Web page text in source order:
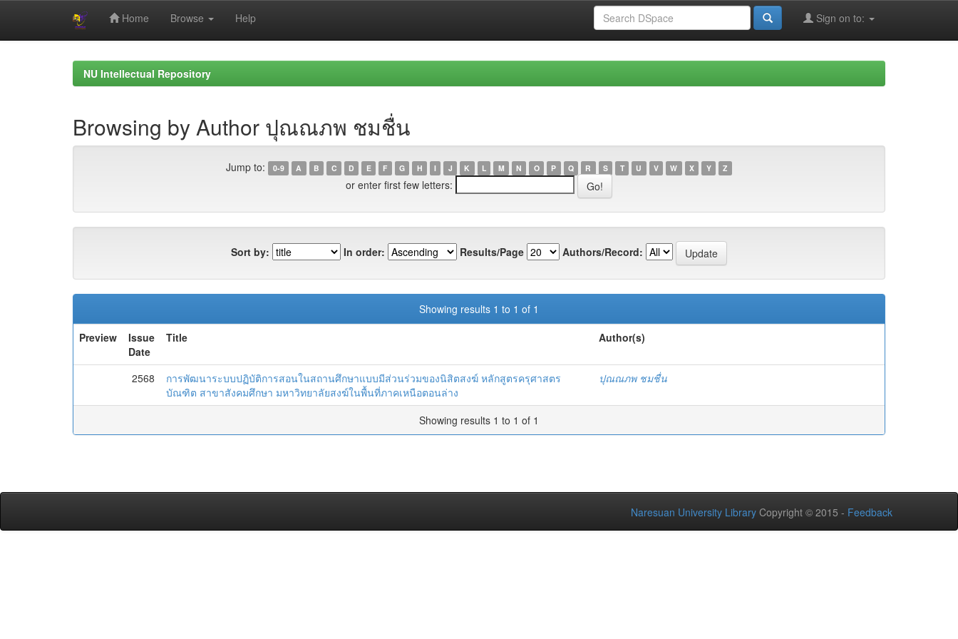
Home Browse Help Sign on to:
NU Intellectual Repository
Browsing by Author ปุณณภพ ชมชื่น
Jump to: 0-9 A B C D E F G H I J K L M N O P Q R S T U V W X Y Z
or enter first few letters:
Sort by: In order: Results/Page Authors/Record:
Showing results 1 to 1 of 1
Preview
Issue
Date
Title Author(s)
2568
การพัฒนาระบบปฏิบัติการสอนในสถานศึกษาแบบมีส่วนร่วมของนิสิตสงฆ์ หลักสูตรครุศาสตร
บัณฑิต สาขาสังคมศึกษา มหาวิทยาลัยสงฆ์ในพื้นที่ภาคเหนือตอนล่าง
ปุณณภพ ชมชื่น
Showing results 1 to 1 of 1
Naresuan University Library Copyright © 2015 - Feedback